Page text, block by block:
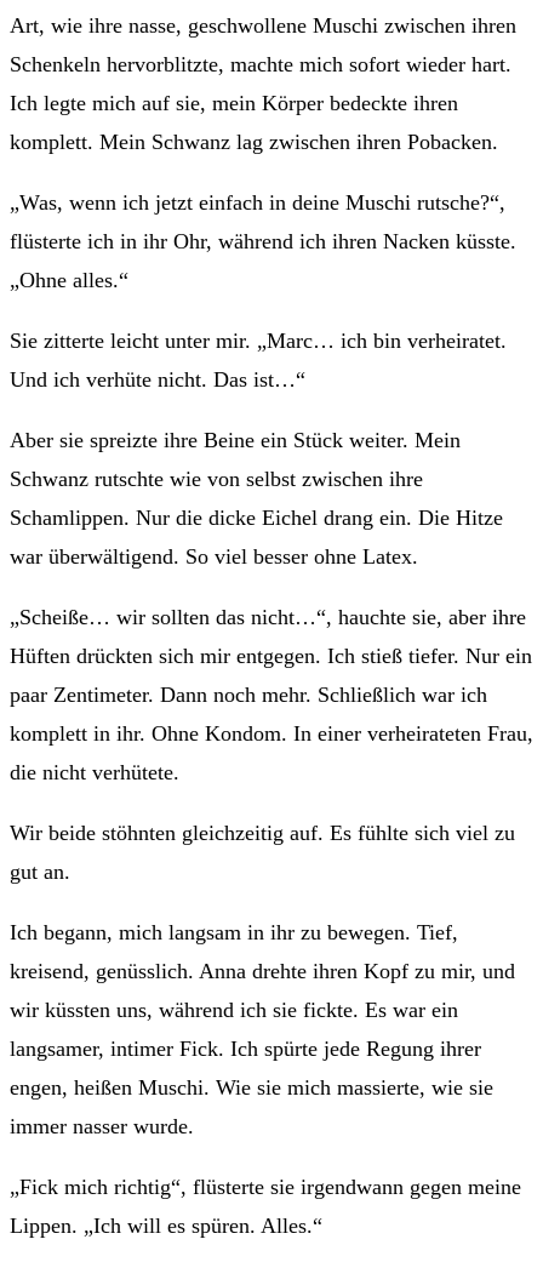
Art, wie ihre nasse, geschwollene Muschi zwischen ihren
Schenkeln hervorblitzte, machte mich sofort wieder hart.
Ich legte mich auf sie, mein Körper bedeckte ihren
komplett. Mein Schwanz lag zwischen ihren Pobacken.
„Was, wenn ich jetzt einfach in deine Muschi rutsche?“,
flüsterte ich in ihr Ohr, während ich ihren Nacken küsste.
„Ohne alles.“
Sie zitterte leicht unter mir. „Marc… ich bin verheiratet.
Und ich verhüte nicht. Das ist…“
Aber sie spreizte ihre Beine ein Stück weiter. Mein
Schwanz rutschte wie von selbst zwischen ihre
Schamlippen. Nur die dicke Eichel drang ein. Die Hitze
war überwältigend. So viel besser ohne Latex.
„Scheiße… wir sollten das nicht…“, hauchte sie, aber ihre
Hüften drückten sich mir entgegen. Ich stieß tiefer. Nur ein
paar Zentimeter. Dann noch mehr. Schließlich war ich
komplett in ihr. Ohne Kondom. In einer verheirateten Frau,
die nicht verhütete.
Wir beide stöhnten gleichzeitig auf. Es fühlte sich viel zu
gut an.
Ich begann, mich langsam in ihr zu bewegen. Tief,
kreisend, genüsslich. Anna drehte ihren Kopf zu mir, und
wir küssten uns, während ich sie fickte. Es war ein
langsamer, intimer Fick. Ich spürte jede Regung ihrer
engen, heißen Muschi. Wie sie mich massierte, wie sie
immer nasser wurde.
„Fick mich richtig“, flüsterte sie irgendwann gegen meine
Lippen. „Ich will es spüren. Alles.“